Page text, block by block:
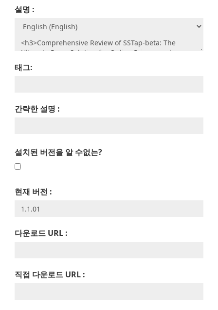
설명 :
태그:
간략한 설명 :
설치된 버전을 알 수없는?
현재 버전 :
다운로드 URL :
직접 다운로드 URL :